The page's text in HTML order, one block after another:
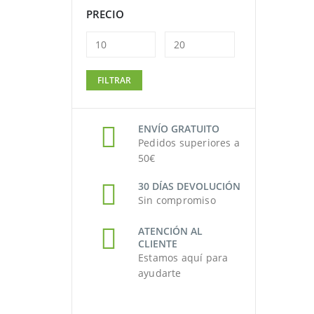
PRECIO
mínimo
máximo
FILTRAR
ENVÍO GRATUITO
Pedidos superiores a
50€
30 DÍAS DEVOLUCIÓN
Sin compromiso
ATENCIÓN AL
CLIENTE
Estamos aquí para
ayudarte